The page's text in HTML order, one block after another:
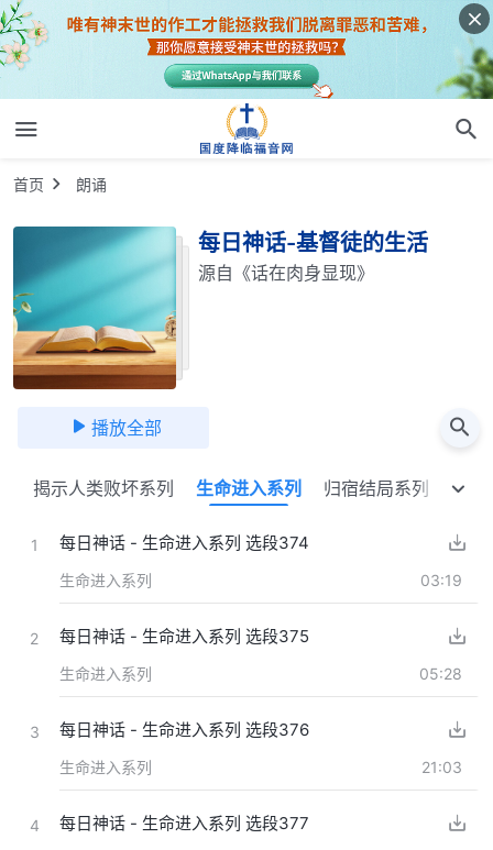
首页 朗诵
每日神话-基督徒的生活
源自《话在肉身显现》
播放全部
揭示人类败坏系列 生命进入系列 归宿结局系列
1 每日神话 - 生命进入系列 选段374
生命进入系列 03:19
2 每日神话 - 生命进入系列 选段375
生命进入系列 05:28
3 每日神话 - 生命进入系列 选段376
生命进入系列 21:03
4 每日神话 - 生命进入系列 选段377